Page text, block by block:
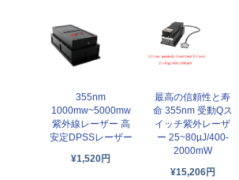
355nm
1000mw~5000mw
紫外線レーザー 高
安定DPSSレーザー
¥1,520円
最高の信頼性と寿
命 355nm 受動Qス
イッチ紫外レーザ
ー 25~80µJ/400-
2000mW
¥15,206円